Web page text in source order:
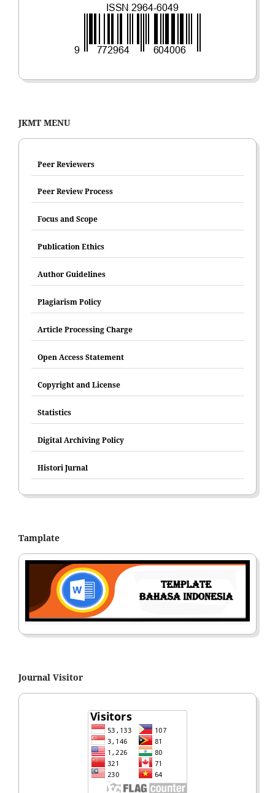
JKMT MENU
Peer Reviewers
Peer Review Process
Focus and Scope
Publication Ethics
Author Guidelines
Plagiarism Policy
Article Processing Charge
Open Access Statement
Copyright and License
Statistics
Digital Archiving Policy
Histori Jurnal
Tamplate
Journal Visitor